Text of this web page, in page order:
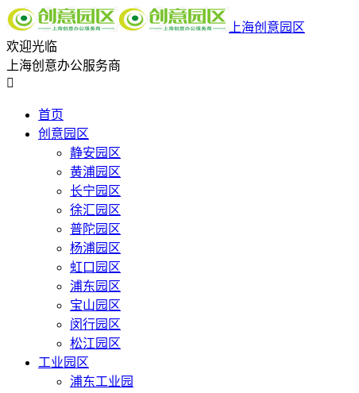
上海创意园区
欢迎光临
上海创意办公服务商

首页
创意园区
静安园区
黄浦园区
长宁园区
徐汇园区
普陀园区
杨浦园区
虹口园区
浦东园区
宝山园区
闵行园区
松江园区
工业园区
浦东工业园